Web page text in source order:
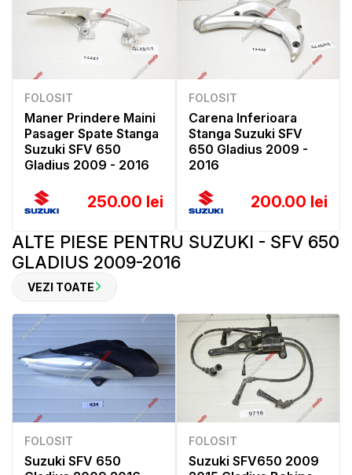
FOLOSIT
Maner Prindere Maini
Pasager Spate Stanga
Suzuki SFV 650
Gladius 2009 - 2016
250.00 lei
FOLOSIT
Carena Inferioara
Stanga Suzuki SFV
650 Gladius 2009 -
2016
200.00 lei
ALTE PIESE PENTRU SUZUKI - SFV 650
GLADIUS 2009-2016
VEZI TOATE
FOLOSIT
Suzuki SFV 650
FOLOSIT
Suzuki SFV650 2009